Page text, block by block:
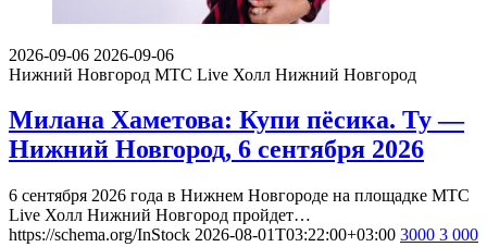
2026-09-06 2026-09-06
Нижний Новгород МТС Live Холл Нижний Новгород
Милана Хаметова: Купи пёсика. Ту —
Нижний Новгород, 6 сентября 2026
6 сентября 2026 года в Нижнем Новгороде на площадке МТС
Live Холл Нижний Новгород пройдет…
https://schema.org/InStock 2026-08-01T03:22:00+03:00 3000 3 000